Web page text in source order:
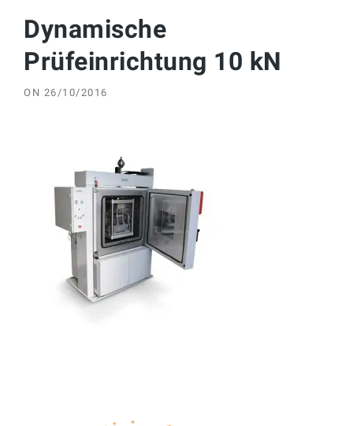
Dynamische
Prüfeinrichtung 10 kN
ON 26/10/2016